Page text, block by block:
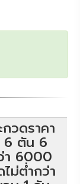
กวดราคา
6 ตัน 6
า 6000
ม่ต่ำกว่า